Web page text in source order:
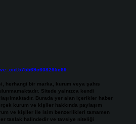
herhangi bir marka, kurum veya şahıs
Sitede yalnızca kendi
Burada yer alan içerikler haber
kurum ve kişiler hakkında paylaşım
ve kişiler ile isim benzerlikleri tamamen
taslak halindedir ve tavsiye niteliği